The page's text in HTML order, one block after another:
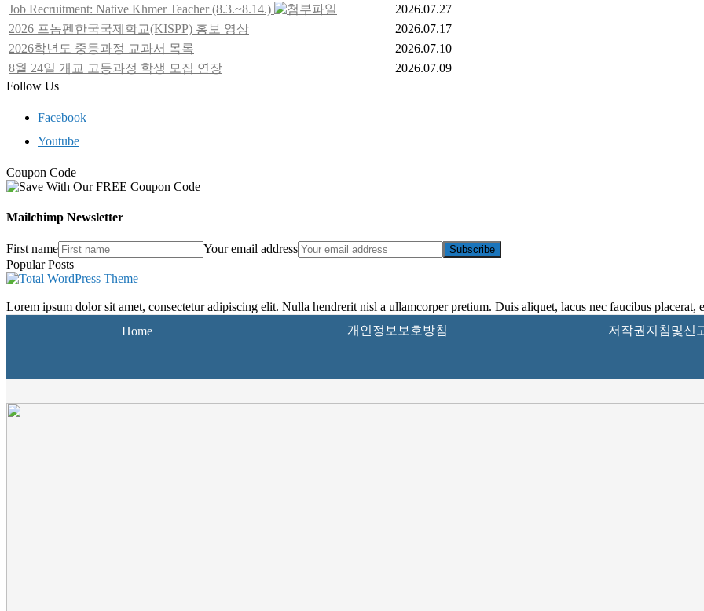
Job Recruitment: Native Khmer Teacher (8.3.~8.14.)
2026.07.27
2026 프놈펜한국국제학교(KISPP) 홍보 영상
2026.07.17
2026학년도 중등과정 교과서 목록
2026.07.10
8월 24일 개교 고등과정 학생 모집 연장
2026.07.09
Follow Us
Facebook
Youtube
Coupon Code
Mailchimp Newsletter
First name Your email address Subscribe
Popular Posts
Lorem ipsum dolor sit amet, consectetur adipiscing elit. Nulla hendrerit nisl a ullamcorper pretium. Duis aliquet, lacus nec faucibus
Home
개인정보보호방침 저작권지침및신